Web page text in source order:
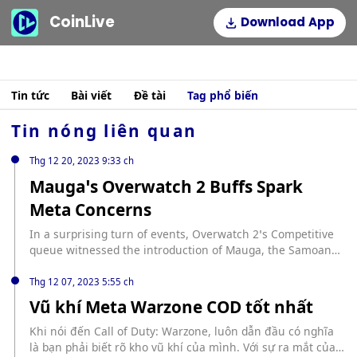
CoinLive Download App
Tin tức Bài viết Đề tài Tag phổ biến
Tin nóng liên quan
Thg 12 20, 2023 9:33 ch
Mauga’s Overwatch 2 Buffs Spark
Meta Concerns
In a surprising turn of events, Overwatch 2’s Competitive
queue witnessed the introduction of Mauga, the Samoan
Winter Wonderland update on December 19. While the
arrival of Mauga in the competitive scene was eagerly
anticipated, some players are expressing concerns that the
buffs might have […] source:
https://www.cryptopolitan.com/maugas-overwatch-2-buffs-
Thg 12 07, 2023 5:55 ch
Vũ khí Meta Warzone COD tốt nhất
Khi nói đến Call of Duty: Warzone, luôn dẫn đầu có nghĩa
là bạn phải biết rõ kho vũ khí của mình. Với sự ra mắt của